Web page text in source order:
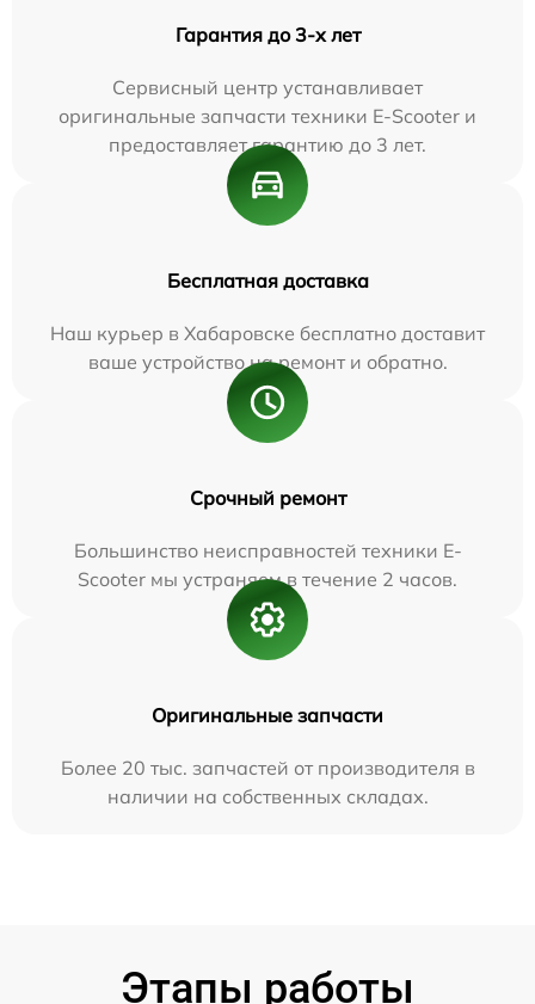
Гарантия до 3-х лет
Сервисный центр устанавливает
оригинальные запчасти техники E-Scooter и
предоставляет гарантию до 3 лет.
Бесплатная доставка
Наш курьер в Хабаровске бесплатно доставит
ваше устройство на ремонт и обратно.
Срочный ремонт
Большинство неисправностей техники E-
Scooter мы устраняем в течение 2 часов.
Оригинальные запчасти
Более 20 тыс. запчастей от производителя в
наличии на собственных складах.
Этапы работы